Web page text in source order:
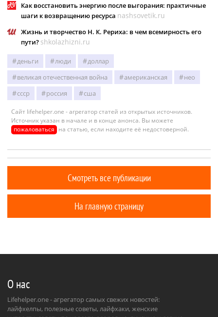
Как восстановить энергию после выгорания: практичные
шаги к возвращению ресурса nashsovetik.ru
Жизнь и творчество Н. К. Рериха: в чем всемирность его
пути? shkolazhizni.ru
деньги люди
доллар
великая отечественная война
американская
нео
ссср
россия сша
Сайт lifehelper.one - агрегатор статей из открытых источников.
Источник указан в начале и в конце анонса. Вы можете
пожаловаться на статью, если находите её недостоверной.
Смотреть все публикации
На главную страницу
О нас
Lifehelper.one - агрегатор самых свежих новостей:
лайфхелпы, полезные советы, лайфхаки, женские